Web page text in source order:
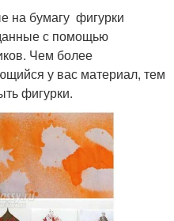
на бумагу фигурки
с помощью
Чем более
у вас материал, тем
фигурки.